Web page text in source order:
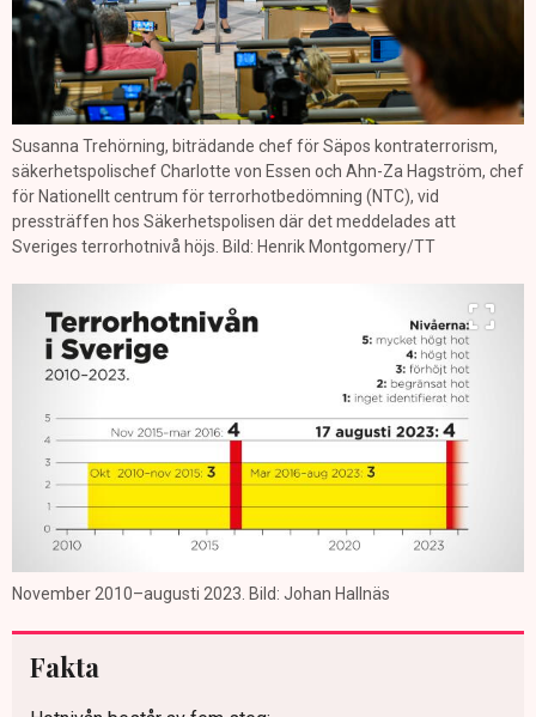
Susanna Trehörning, biträdande chef för Säpos kontraterrorism,
säkerhetspolischef Charlotte von Essen och Ahn-Za Hagström, chef
för Nationellt centrum för terrorhotbedömning (NTC), vid
pressträffen hos Säkerhetspolisen där det meddelades att
Sveriges terrorhotnivå höjs. Bild: Henrik Montgomery/TT
November 2010–augusti 2023. Bild: Johan Hallnäs
Fakta